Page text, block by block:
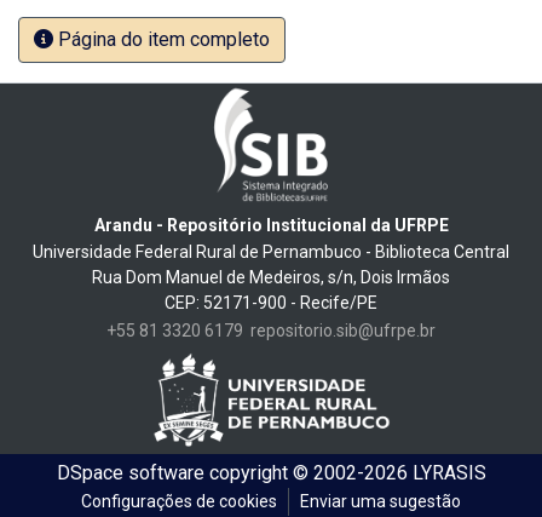
Página do item completo
Arandu - Repositório Institucional da UFRPE
Universidade Federal Rural de Pernambuco - Biblioteca Central
Rua Dom Manuel de Medeiros, s/n, Dois Irmãos
CEP: 52171-900 - Recife/PE
+55 81 3320 6179 repositorio.sib@ufrpe.br
DSpace softwarecopyright © 2002-2026 LYRASIS
Configurações de cookies Enviar uma sugestão